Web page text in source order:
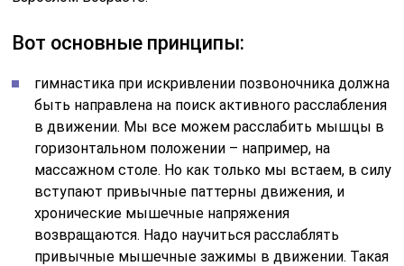
Вот основные принципы:
гимнастика при искривлении позвоночника должна
быть направлена на поиск активного расслабления
в движении. Мы все можем расслабить мышцы в
горизонтальном положении – например, на
массажном столе. Но как только мы встаем, в силу
вступают привычные паттерны движения, и
хронические мышечные напряжения
возвращаются. Надо научиться расслаблять
привычные мышечные зажимы в движении. Такая